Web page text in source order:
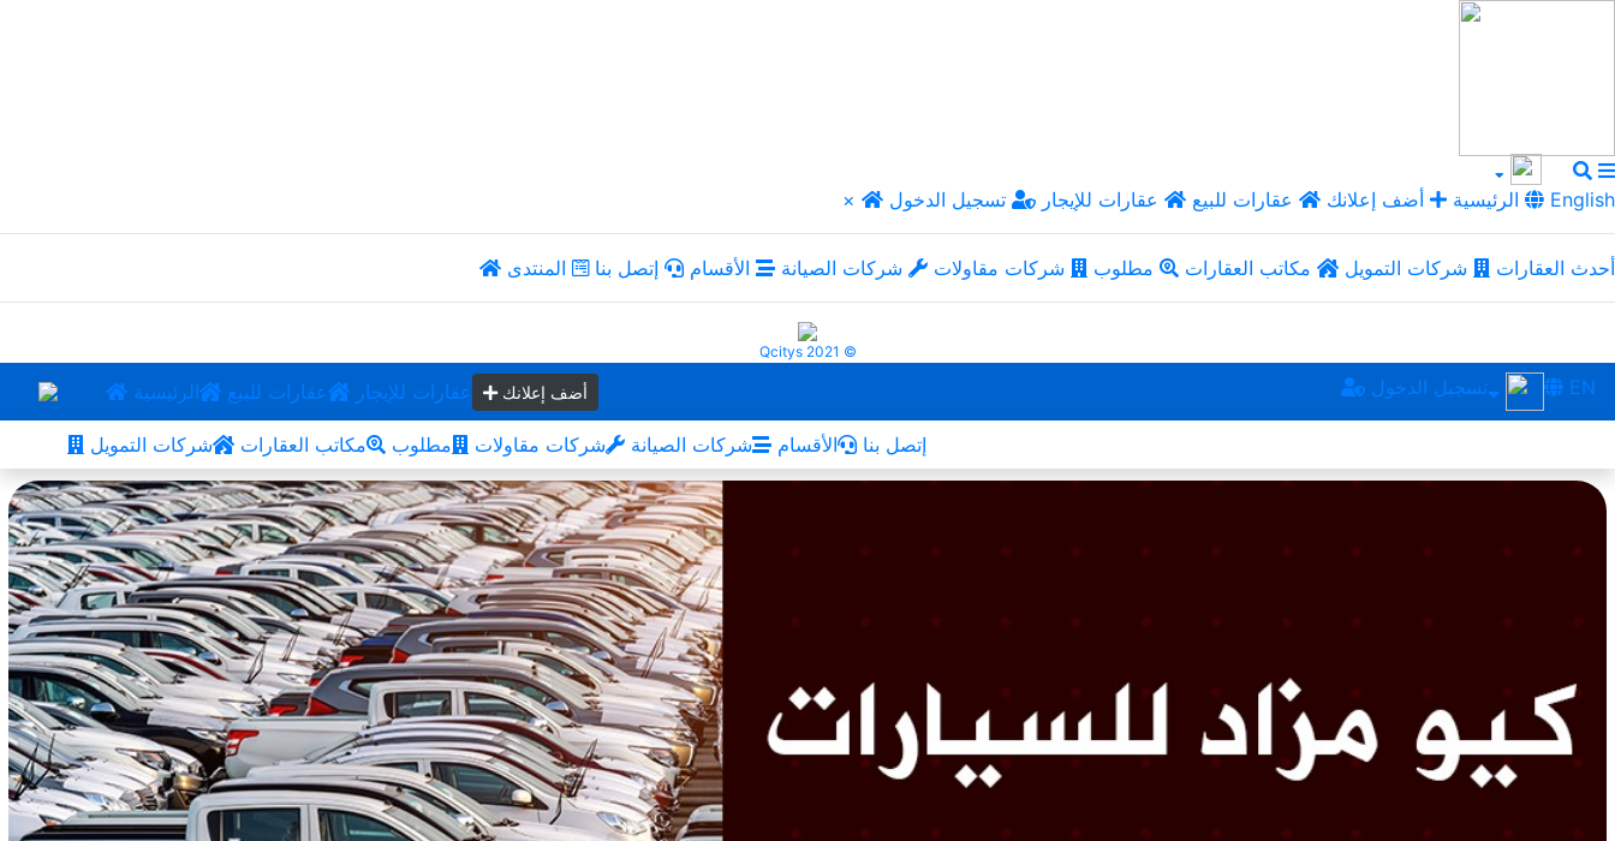
× الرئيسية أضف إعلانك عقارات للبيع عقارات للإيجار تسجيل الدخول English
أحدث العقارات شركات التمويل مكاتب العقارات مطلوب شركات مقاولات شركات الصيانة الأقسام إتصل بنا المنتدى
Qcitys 2021 ©
الرئيسية عقارات للبيع عقارات للإيجار أضف إعلانك تسجيل الدخول EN
شركات التمويل مكاتب العقارات مطلوب شركات مقاولات شركات الصيانة الأقسام إتصل بنا